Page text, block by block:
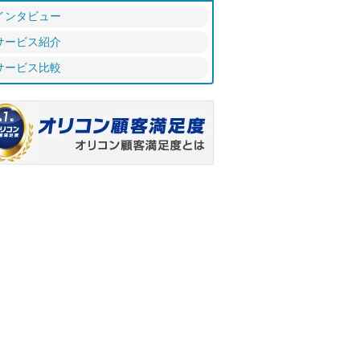
ンタビュー
ービス紹介
ービス比較